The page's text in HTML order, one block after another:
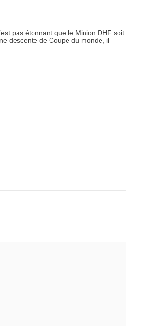
pas étonnant que le Minion DHF soit
descente de Coupe du monde, il